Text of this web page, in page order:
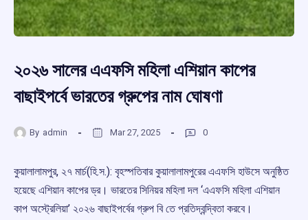
২০২৬ সালের এএফসি মহিলা এশিয়ান কাপের
বাছাইপর্বে ভারতের গ্রুপের নাম ঘোষণা
By admin Mar 27, 2025 0
কুয়ালালামপুর, ২৭ মার্চ(হি.স.): বৃহস্পতিবার কুয়ালালামপুরের এএফসি হাউসে অনুষ্ঠিত
হয়েছে এশিয়ান কাপের ড্র। ভারতের সিনিয়র মহিলা দল ‘এএফসি মহিলা এশিয়ান
কাপ অস্ট্রেলিয়া’ ২০২৬ বাছাইপর্বের গ্রুপ বি তে প্রতিদ্বন্দ্বিতা করবে।